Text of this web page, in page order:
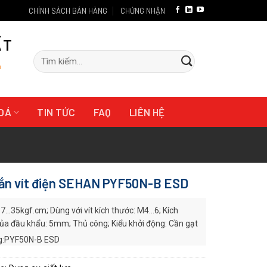
CHÍNH SÁCH BÁN HÀNG CHỨNG NHẬN
Tìm
kiếm:
TIN TỨC FAQ LIÊN HỆ
vít điện SEHAN PYF50N-B ESD
7…35kgf.cm; Dùng với vít kích thước: M4…6; Kích
đầu khẩu: 5mm; Thủ công; Kiểu khởi động: Cần gạt
B ESD